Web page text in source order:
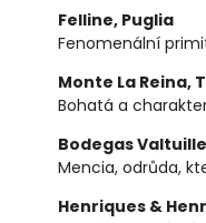
Felline, Puglia
Fenomenální
Monte La Reina,
Bohatá a
Bodegas
Mencia, odrůda,
Henriques &